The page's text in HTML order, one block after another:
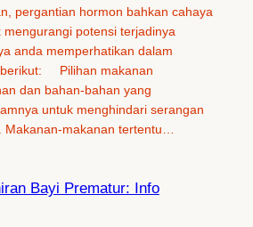
pergantian hormon bahkan cahaya
potensi terjadinya
anda memperhatikan dalam
berikut: Pilihan makanan
dan bahan-bahan yang
untuk menghindari serangan
Makanan-makanan tertentu…